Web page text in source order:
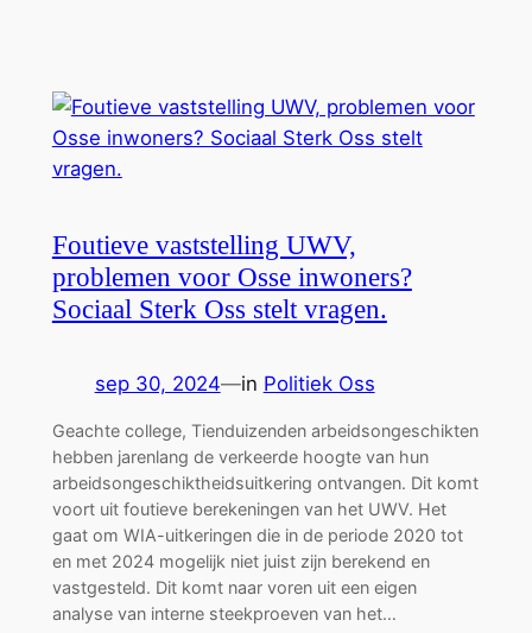
Foutieve vaststelling UWV,
problemen voor Osse inwoners?
Sociaal Sterk Oss stelt vragen.
sep 30, 2024—in Politiek Oss
Geachte college, Tienduizenden arbeidsongeschikten
hebben jarenlang de verkeerde hoogte van hun
arbeidsongeschiktheidsuitkering ontvangen. Dit komt
voort uit foutieve berekeningen van het UWV. Het
gaat om WIA-uitkeringen die in de periode 2020 tot
en met 2024 mogelijk niet juist zijn berekend en
vastgesteld. Dit komt naar voren uit een eigen
analyse van interne steekproeven van het…